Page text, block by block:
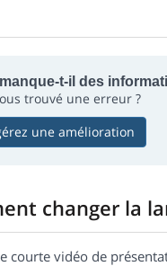
t-il des
trouvé une erreur ?
une amélioration
changer la
courte vidéo de